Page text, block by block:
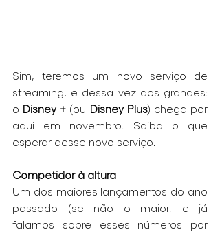
Sim, teremos um novo serviço de
streaming, e dessa vez dos grandes:
o Disney + (ou Disney Plus) chega por
aqui em novembro. Saiba o que
esperar desse novo serviço.
Competidor à altura
Um dos maiores lançamentos do ano
passado (se não o maior, e já